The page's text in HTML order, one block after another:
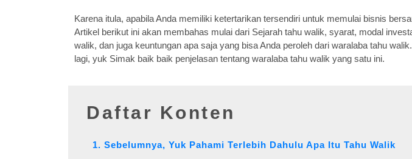
Karena itula, apabila Anda memiliki ketertarikan tersendiri untuk memulai bisnis
Artikel berikut ini akan membahas mulai dari Sejarah tahu walik, syarat, modal
walik, dan juga keuntungan apa saja yang bisa Anda peroleh dari waralaba tahu
lagi, yuk Simak baik baik penjelasan tentang waralaba tahu walik yang satu ini.
Daftar Konten
1. Sebelumnya, Yuk Pahami Terlebih Dahulu Apa Itu Tahu Walik